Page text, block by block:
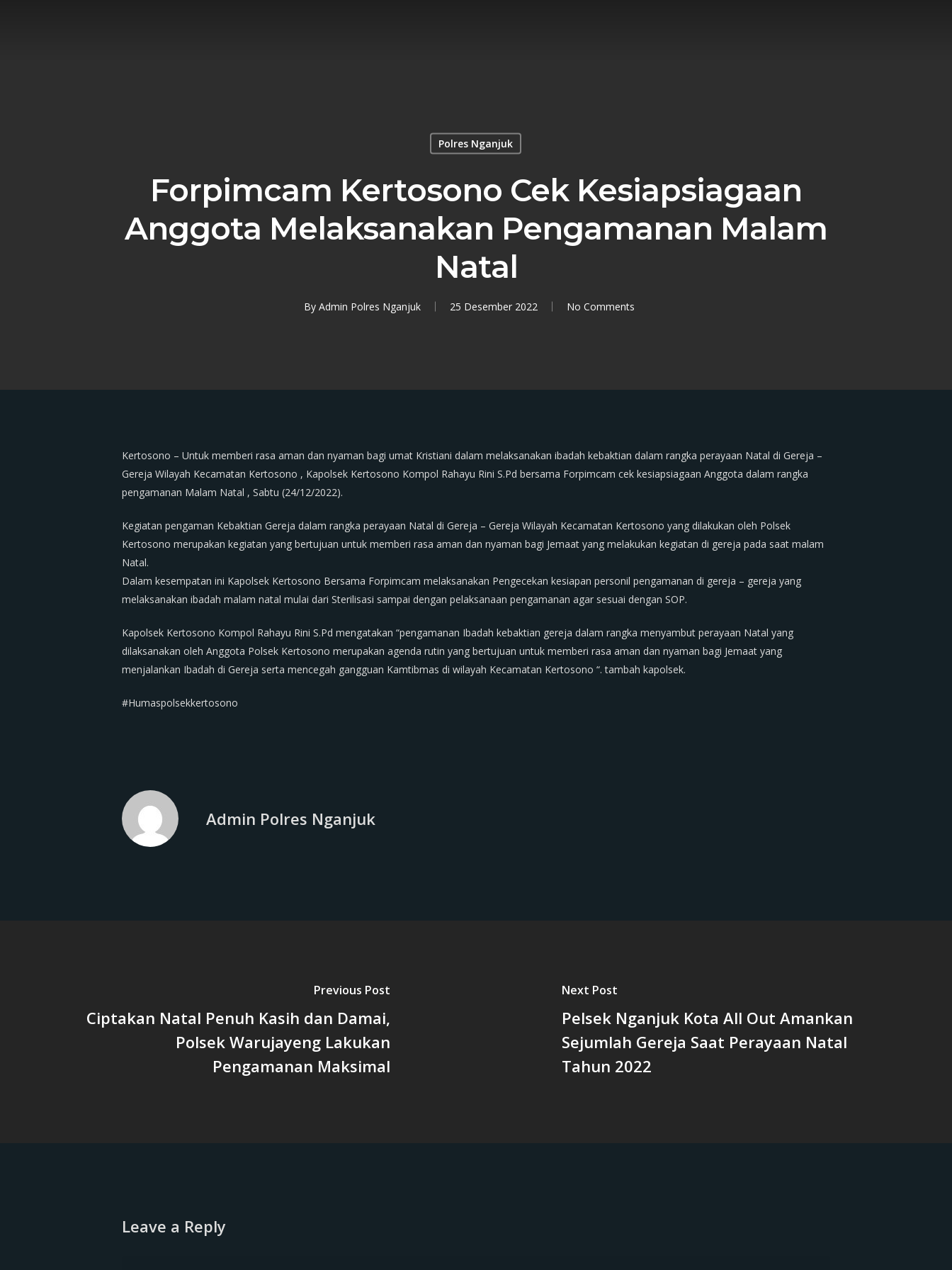
Polres Nganjuk
Forpimcam Kertosono Cek Kesiapsiagaan
Anggota Melaksanakan Pengamanan Malam
Natal
By Admin Polres Nganjuk 25 Desember 2022 No Comments
Kertosono – Untuk memberi rasa aman dan nyaman bagi umat Kristiani dalam melaksanakan ibadah kebaktian dalam rangka perayaan Natal di Gereja –
Gereja Wilayah Kecamatan Kertosono , Kapolsek Kertosono Kompol Rahayu Rini S.Pd bersama Forpimcam cek kesiapsiagaan Anggota dalam rangka
pengamanan Malam Natal , Sabtu (24/12/2022).
Kegiatan pengaman Kebaktian Gereja dalam rangka perayaan Natal di Gereja – Gereja Wilayah Kecamatan Kertosono yang dilakukan oleh Polsek
Kertosono merupakan kegiatan yang bertujuan untuk memberi rasa aman dan nyaman bagi Jemaat yang melakukan kegiatan di gereja pada saat malam
Natal.
Dalam kesempatan ini Kapolsek Kertosono Bersama Forpimcam melaksanakan Pengecekan kesiapan personil pengamanan di gereja – gereja yang
melaksanakan ibadah malam natal mulai dari Sterilisasi sampai dengan pelaksanaan pengamanan agar sesuai dengan SOP.
Kapolsek Kertosono Kompol Rahayu Rini S.Pd mengatakan “pengamanan Ibadah kebaktian gereja dalam rangka menyambut perayaan Natal yang
dilaksanakan oleh Anggota Polsek Kertosono merupakan agenda rutin yang bertujuan untuk memberi rasa aman dan nyaman bagi Jemaat yang
menjalankan Ibadah di Gereja serta mencegah gangguan Kamtibmas di wilayah Kecamatan Kertosono “. tambah kapolsek.
#Humaspolsekkertosono
Admin Polres Nganjuk
Previous Post
Ciptakan Natal Penuh Kasih dan Damai,
Polsek Warujayeng Lakukan
Pengamanan Maksimal
Next Post
Pelsek Nganjuk Kota All Out Amankan
Sejumlah Gereja Saat Perayaan Natal
Tahun 2022
Leave a Reply